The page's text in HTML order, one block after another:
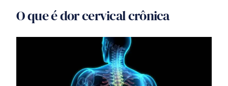
O que é dor cervical crônica